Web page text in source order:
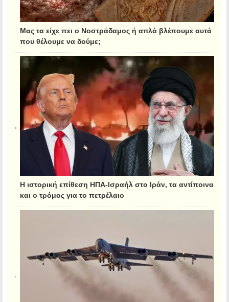
Μας τα είχε πει ο Νοστράδαμος ή απλά βλέπουμε αυτά
που θέλουμε να δούμε;
Η ιστορική επίθεση ΗΠΑ-Ισραήλ στο Ιράν, τα αντίποινα
και ο τρόμος για το πετρέλαιο